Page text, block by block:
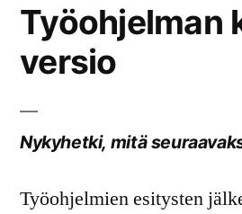
Työohjelman
versio
Nykyhetki, mitä
Työohjelmien esitysten